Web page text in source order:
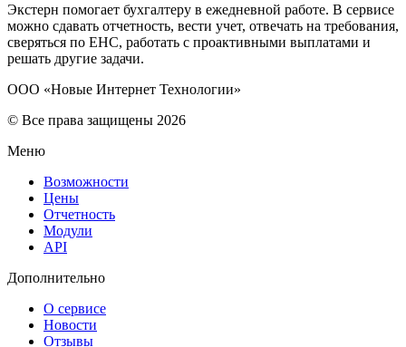
Экстерн помогает бухгалтеру в ежедневной работе. В сервисе
можно сдавать отчетность, вести учет, отвечать на требования,
сверяться по ЕНС, работать с проактивными выплатами и
решать другие задачи.
ООО «Новые Интернет Технологии»
© Все права защищены 2026
Меню
Возможности
Цены
Отчетность
Модули
API
Дополнительно
О сервисе
Новости
Отзывы